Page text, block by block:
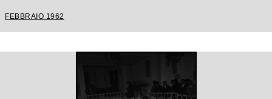
FEBBRAIO 1962